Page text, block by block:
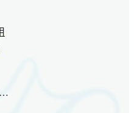
yangdengcheng@bimsa.cn